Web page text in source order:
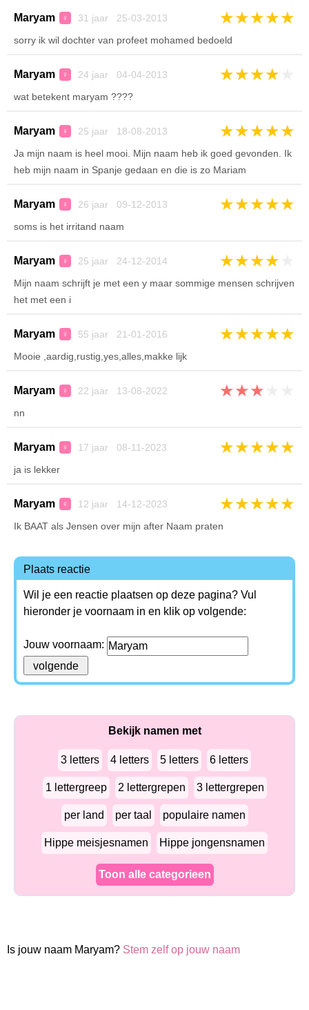
Maryam ♀ 31 jaar 25-03-2013 ★★★★★
sorry ik wil dochter van profeet mohamed bedoeld
Maryam ♀ 24 jaar 04-04-2013 ★★★★
wat betekent maryam ????
Maryam ♀ 25 jaar 18-08-2013 ★★★★★
Ja mijn naam is heel mooi. Mijn naam heb ik goed gevonden. Ik
heb mijn naam in Spanje gedaan en die is zo Mariam
Maryam ♀ 26 jaar 09-12-2013 ★★★★★
soms is het irritand naam
Maryam ♀ 25 jaar 24-12-2014 ★★★★
Mijn naam schrijft je met een y maar sommige mensen schrijven
het met een i
Maryam ♀ 55 jaar 21-01-2016 ★★★★★
Mooie ,aardig,rustig,yes,alles,makke lijk
Maryam ♀ 22 jaar 13-08-2022 ★★★
nn
Maryam ♀ 17 jaar 08-11-2023 ★★★★★
ja is lekker
Maryam ♀ 12 jaar 14-12-2023 ★★★★★
Ik BAAT als Jensen over mijn after Naam praten
Plaats reactie
Wil je een reactie plaatsen op deze pagina? Vul
hieronder je voornaam in en klik op volgende:
Jouw voornaam:
Bekijk namen met
3 letters 4 letters 5 letters 6 letters
1 lettergreep 2 lettergrepen 3 lettergrepen
per land per taal populaire namen
Hippe meisjesnamen Hippe jongensnamen
Toon alle categorieen
Is jouw naam Maryam? Stem zelf op jouw naam